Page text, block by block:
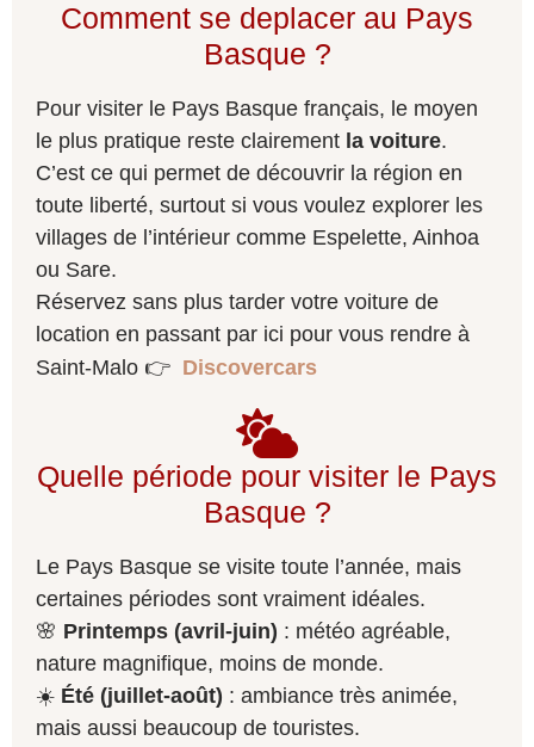
Comment se deplacer au Pays
Basque ?
Pour visiter le Pays Basque français, le moyen
le plus pratique reste clairement la voiture.
C’est ce qui permet de découvrir la région en
toute liberté, surtout si vous voulez explorer les
villages de l’intérieur comme Espelette, Ainhoa
ou Sare.
Réservez sans plus tarder votre voiture de
location en passant par ici pour vous rendre à
Saint-Malo 👉 Discovercars
Quelle période pour visiter le Pays
Basque ?
Le Pays Basque se visite toute l’année, mais
certaines périodes sont vraiment idéales.
🌸 Printemps (avril-juin) : météo agréable,
nature magnifique, moins de monde.
☀️ Été (juillet-août) : ambiance très animée,
mais aussi beaucoup de touristes.